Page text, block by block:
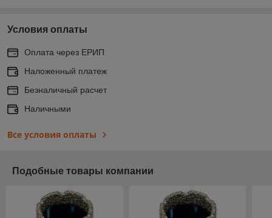
Условия оплаты
Оплата через ЕРИП
Наложенный платеж
Безналичный расчет
Наличными
Все условия оплаты
Подобные товары компании